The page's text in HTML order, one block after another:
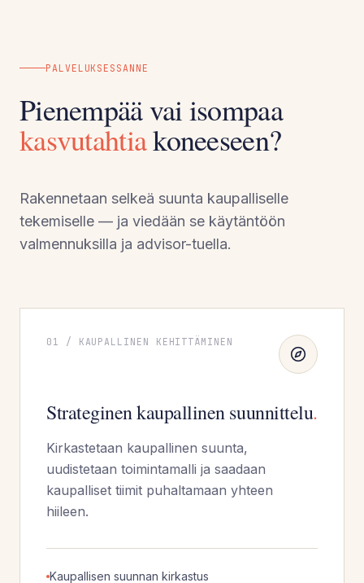
PALVELUKSESSANNE
Pienempää vai isompaa
kasvutahtiakoneeseen?
Rakennetaan selkeä suunta kaupalliselle
tekemiselle — ja viedään se käytäntöön
valmennuksilla ja advisor-tuella.
01 / KAUPALLINEN KEHITTÄMINEN
Strateginen kaupallinen suunnittelu.
Kirkastetaan kaupallinen suunta,
uudistetaan toimintamalli ja saadaan
kaupalliset tiimit puhaltamaan yhteen
hiileen.
Kaupallisen suunnan kirkastus